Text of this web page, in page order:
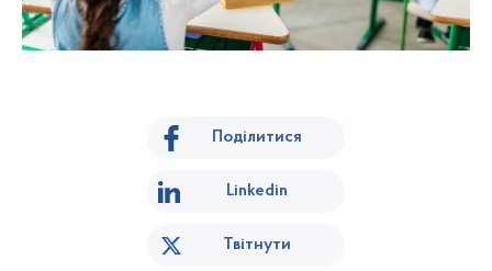
Поділитися
Linkedin
Твітнути